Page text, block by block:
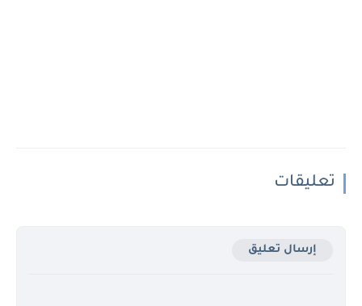
تعليقات
إرسال تعليق